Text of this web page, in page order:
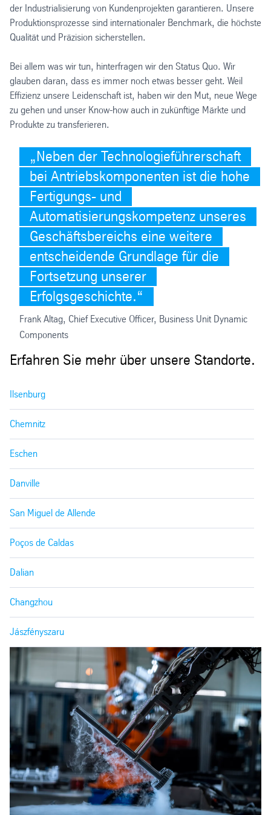
der Industrialisierung von Kundenprojekten garantieren. Unsere
Produktionsprozesse sind internationaler Benchmark, die höchste
Qualität und Präzision sicherstellen.
Bei allem was wir tun, hinterfragen wir den Status Quo. Wir
glauben daran, dass es immer noch etwas besser geht. Weil
Effizienz unsere Leidenschaft ist, haben wir den Mut, neue Wege
zu gehen und unser Know-how auch in zukünftige Märkte und
Produkte zu transferieren.
Neben der Technologieführerschaft
bei Antriebskomponenten ist die hohe
Fertigungs- und
Automatisierungskompetenz unseres
Geschäftsbereichs eine weitere
entscheidende Grundlage für die
Fortsetzung unserer
Erfolgsgeschichte.
Frank Altag, Chief Executive Officer, Business Unit Dynamic
Components
Erfahren Sie mehr über unsere Standorte.
Ilsenburg
Chemnitz
Eschen
Danville
San Miguel de Allende
Poços de Caldas
Dalian
Changzhou
Jászfényszaru